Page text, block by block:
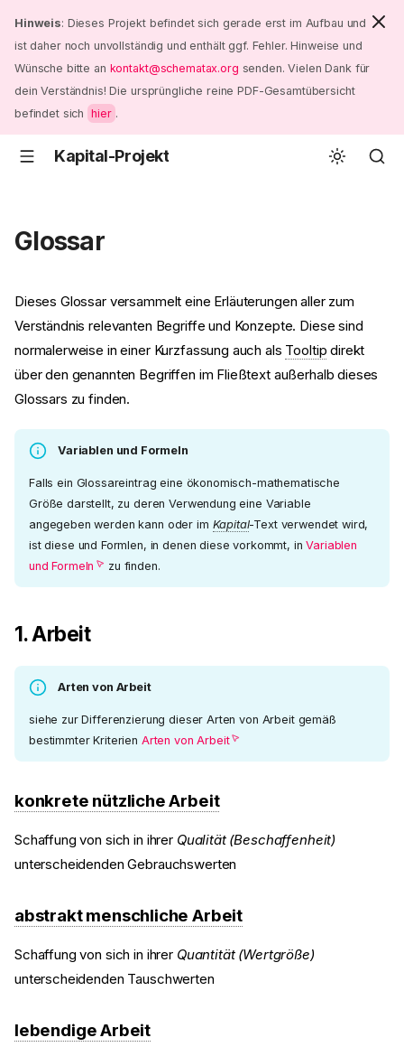
Hinweis: Dieses Projekt befindet sich gerade erst im Aufbau und
ist daher noch unvollständig und enthält ggf. Fehler. Hinweise und
Wünsche bitte an kontakt@schematax.org senden. Vielen Dank für
dein Verständnis! Die ursprüngliche reine PDF-Gesamtübersicht
befindet sich
hier .
Kapital-Projekt
Glossar
Dieses Glossar versammelt eine Erläuterungen aller zum
Verständnis relevanten Begriffe und Konzepte. Diese sind
normalerweise in einer Kurzfassung auch als Tooltip direkt
über den genannten Begriffen im Fließtext außerhalb dieses
Glossars zu finden.
Variablen und Formeln
Falls ein Glossareintrag eine ökonomisch-mathematische
Größe darstellt, zu deren Verwendung eine Variable
angegeben werden kann oder im Kapital-Text verwendet wird,
ist diese und Formlen, in denen diese vorkommt, inVariablen
und Formeln
zu finden.
1. Arbeit
Arten von Arbeit
siehe zur Differenzierung dieser Arten von Arbeit gemäß
bestimmter Kriterien Arten von Arbeit
konkrete nützliche Arbeit
Schaffung von sich in ihrer Qualität (Beschaffenheit)
unterscheidenden Gebrauchswerten
abstrakt menschliche Arbeit
Schaffung von sich in ihrer Quantität (Wertgröße)
unterscheidenden Tauschwerten
lebendige Arbeit